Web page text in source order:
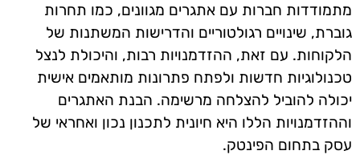
מתמודדות חברות עם אתגרים מגוונים, כמו תחרות
גוברת, שינויים רגולטוריים והדרישות המשתנות של
הלקוחות. עם זאת, ההזדמנויות רבות, והיכולת לנצל
טכנולוגיות חדשות ולפתח פתרונות מותאמים אישית
יכולה להוביל להצלחה מרשימה. הבנת האתגרים
וההזדמנויות הללו היא חיונית לתכנון נכון ואחראי של
עסק בתחום הפינטק.